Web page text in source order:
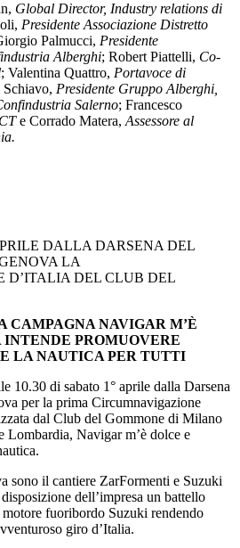
Global Director, Industry relations di
Presidente Associazione Distretto
Palmucci, Presidente
Alberghi; Robert Piattelli, Co-
; Valentina Quattro, Portavoce di
Presidente Gruppo Alberghi,
Salerno; Francesco
e Corrado Matera, Assessore al
DALLA DARSENA DEL
LA
D’ITALIA DEL CLUB DEL
CAMPAGNA NAVIGAR M’È
PROMUOVERE
LA NAUTICA PER TUTTI
10.30 di sabato 1° aprile dalla Darsena
per la prima Circumnavigazione
dal Club del Gommone di Milano
Navigar m’è dolce e
sono il cantiere ZarFormenti e Suzuki
dell’impresa un battello
fuoribordo Suzuki rendendo
giro d’Italia.